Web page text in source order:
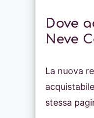
Dove
Neve
La nuova
stessa